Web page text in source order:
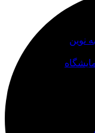
نوین